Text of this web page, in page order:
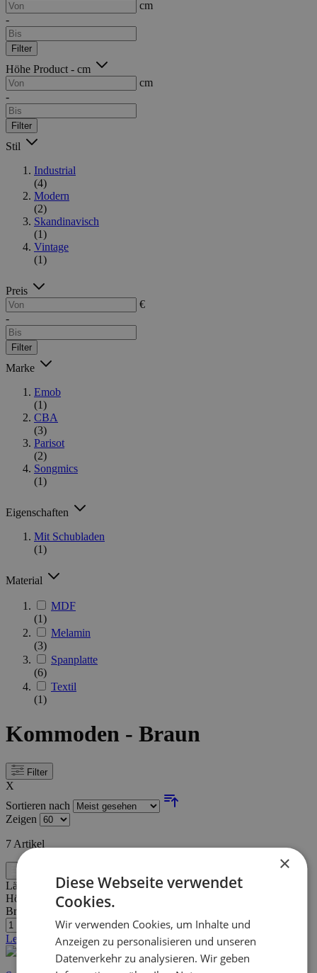
cm
-
Filter
Höhe Product - cm
cm
-
Filter
Stil
Industrial
(4)
Modern
(2)
Skandinavisch
(1)
Vintage
(1)
Preis
€
-
Filter
Marke
Emob
(1)
CBA
(3)
Parisot
(2)
Songmics
(1)
Eigenschaften
Mit Schubladen
(1)
Material
MDF
(1)
Melamin
(3)
Spanplatte
(6)
Textil
(1)
Kommoden - Braun
Filter
X
Sortieren nach
Zeigen
7 Artikel
Länge:
120 cm
Höhe:
81 cm
Breite/Tiefe: 40 cm
Letzte Stücke
×
Diese Webseite verwendet
Cookies.
Wir verwenden Cookies, um Inhalte und
Anzeigen zu personalisieren und unseren
Datenverkehr zu analysieren. Wir geben